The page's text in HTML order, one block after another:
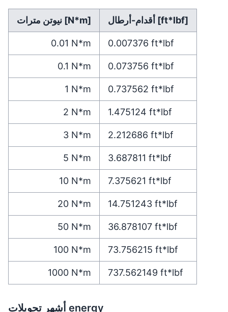
نيوتن مترات [N*m] أقدام-أرطال [ft*lbf]
0.01 N*m 0.007376 ft*lbf
0.1 N*m 0.073756 ft*lbf
1 N*m 0.737562 ft*lbf
2 N*m 1.475124 ft*lbf
3 N*m 2.212686 ft*lbf
5 N*m 3.687811 ft*lbf
10 N*m 7.375621 ft*lbf
20 N*m 14.751243 ft*lbf
50 N*m 36.878107 ft*lbf
100 N*m 73.756215 ft*lbf
1000 N*m 737.562149 ft*lbf
أشهر تحويلات energy